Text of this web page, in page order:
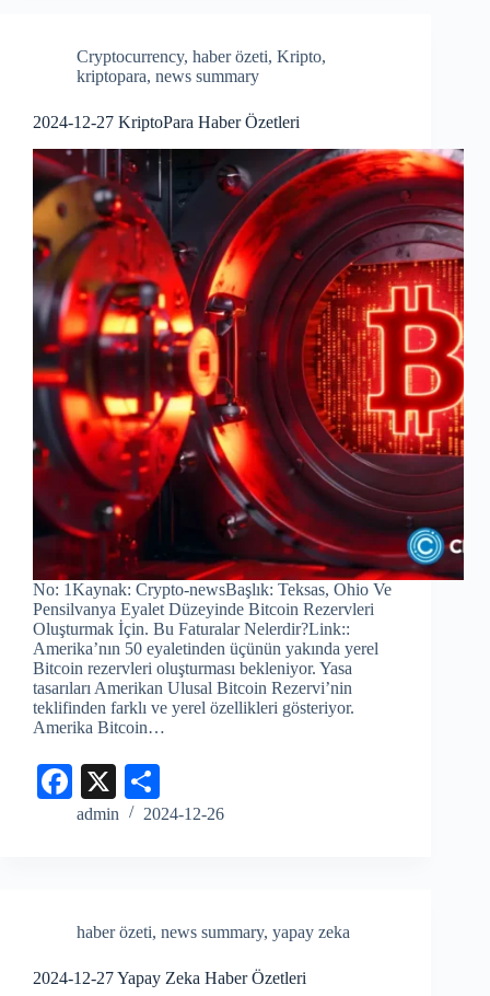
Cryptocurrency, haber özeti, Kripto,
kriptopara, news summary
2024-12-27 KriptoPara Haber Özetleri
No: 1Kaynak: Crypto-newsBaşlık: Teksas, Ohio Ve
Pensilvanya Eyalet Düzeyinde Bitcoin Rezervleri
Oluşturmak İçin. Bu Faturalar Nelerdir?Link::
Amerika’nın 50 eyaletinden üçünün yakında yerel
Bitcoin rezervleri oluşturması bekleniyor. Yasa
tasarıları Amerikan Ulusal Bitcoin Rezervi’nin
teklifinden farklı ve yerel özellikleri gösteriyor.
Amerika Bitcoin…
Fa
ce
X
ha
admin 2024-12-26
haber özeti, news summary, yapay zeka
2024-12-27 Yapay Zeka Haber Özetleri